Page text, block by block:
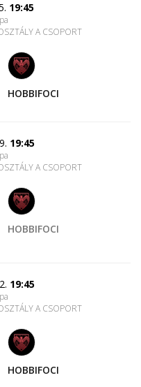
19:45
A CSOPORT
HOBBIFOCI
19:45
A CSOPORT
HOBBIFOCI
19:45
A CSOPORT
HOBBIFOCI